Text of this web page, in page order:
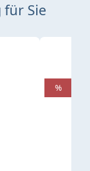
für Sie
%